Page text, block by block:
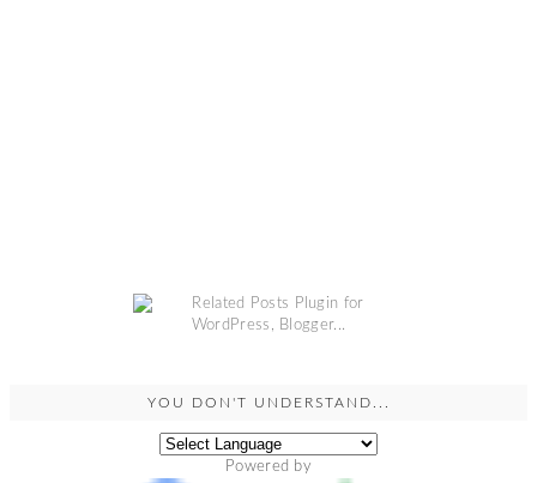
YOU DON'T UNDERSTAND...
Powered by